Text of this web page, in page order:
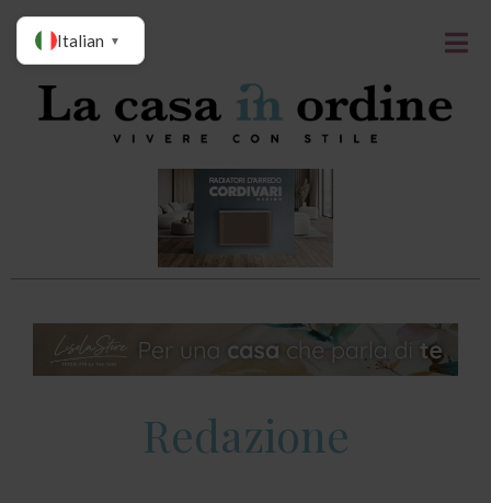
Redazione
Italian ▼